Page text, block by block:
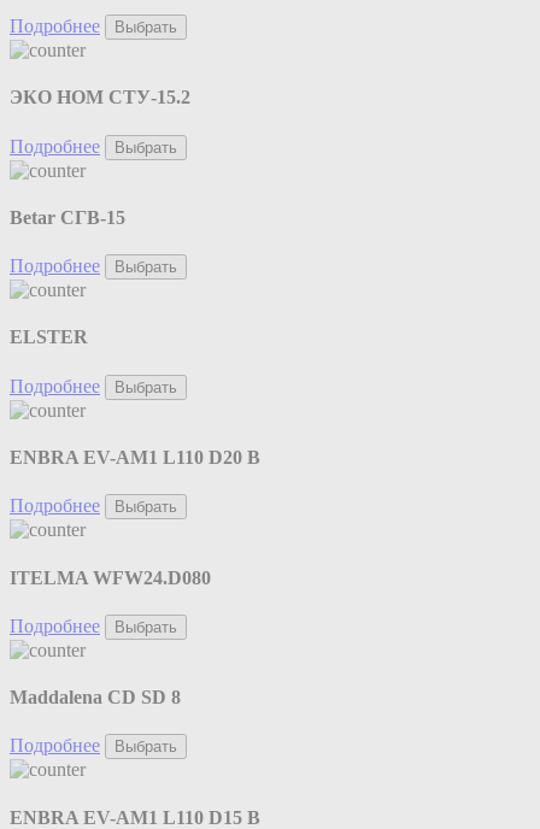
Подробнее Выбрать
ЭКО НОМ СТУ-15.2
Подробнее Выбрать
Betar СГВ-15
Подробнее Выбрать
ELSTER
Подробнее Выбрать
ENBRA EV-AM1 L110 D20 B
Подробнее Выбрать
ITELMA WFW24.D080
Подробнее Выбрать
Maddalena CD SD 8
Подробнее Выбрать
ENBRA EV-AM1 L110 D15 B